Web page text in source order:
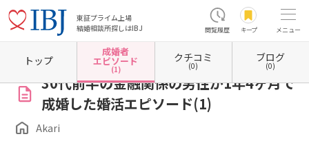
東証プライム上場
結婚相談所探しはIBJ
閲覧履歴 キープ メニュー
ホーム 岡山県の結婚相談所 岡山県倉敷市 Akari 成婚者エピソード一覧 成婚者エ
30代前半の金融関係の男性が1年4ヶ月で
成婚した婚活エピソード(1)
Akari
トップ
成婚者
エピソード
(1)
クチコミ
(0)
ブログ
(0)